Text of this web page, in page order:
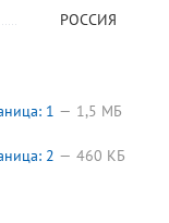
РОССИЯ
1 1,5 МБ
2 460 КБ